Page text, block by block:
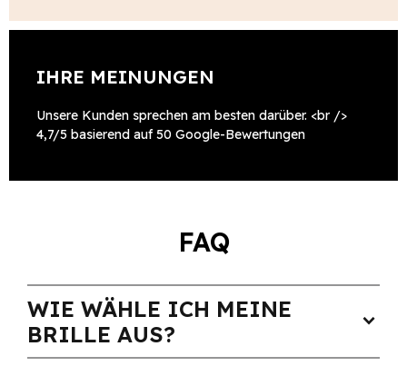
IHRE MEINUNGEN
Unsere Kunden sprechen am besten darüber. <br />
4,7/5 basierend auf 50 Google-Bewertungen
FAQ
WIE WÄHLE ICH MEINE
BRILLE AUS?
expand_more